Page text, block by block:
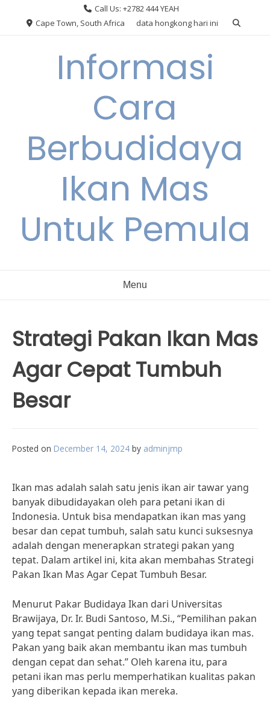
Call Us: +2782 444 YEAH
Cape Town, South Africa
data hongkong hari ini
Informasi
Cara
Berbudidaya
Ikan Mas
Untuk Pemula
Menu
Strategi Pakan Ikan Mas
Agar Cepat Tumbuh
Besar
Posted on December 14, 2024 by adminjmp
Ikan mas adalah salah satu jenis ikan air tawar yang
banyak dibudidayakan oleh para petani ikan di
Indonesia. Untuk bisa mendapatkan ikan mas yang
besar dan cepat tumbuh, salah satu kunci suksesnya
adalah dengan menerapkan strategi pakan yang
tepat. Dalam artikel ini, kita akan membahas Strategi
Pakan Ikan Mas Agar Cepat Tumbuh Besar.
Menurut Pakar Budidaya Ikan dari Universitas
Brawijaya, Dr. Ir. Budi Santoso, M.Si., “Pemilihan pakan
yang tepat sangat penting dalam budidaya ikan mas.
Pakan yang baik akan membantu ikan mas tumbuh
dengan cepat dan sehat.” Oleh karena itu, para
petani ikan mas perlu memperhatikan kualitas pakan
yang diberikan kepada ikan mereka.